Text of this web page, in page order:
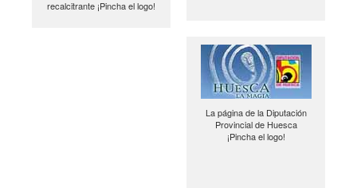
recalcitrante ¡Pincha el logo!
La página de la Diputación
Provincial de Huesca
¡Pincha el logo!